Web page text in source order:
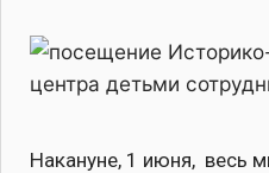
Изображение
Накануне, 1 июня, весь